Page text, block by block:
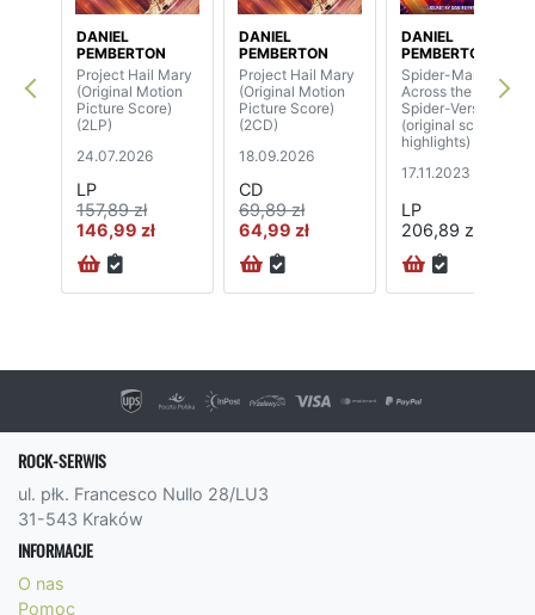
DANIEL
PEMBERTON
Project Hail Mary
(Original Motion
Picture Score)
(2LP)
24.07.2026
LP
157,89 zł
146,99 zł
DANIEL
PEMBERTON
Project Hail Mary
(Original Motion
Picture Score)
(2CD)
18.09.2026
CD
69,89 zł
64,99 zł
DANIEL
PEMBERTON
Spider-Man:
Across the
Spider-Verse
(original score,
highlights) (2LP)
17.11.2023
LP
206,89 zł
ROCK-SERWIS
ul. płk. Francesco Nullo 28/LU3
31-543 Kraków
INFORMACJE
O nas
Pomoc